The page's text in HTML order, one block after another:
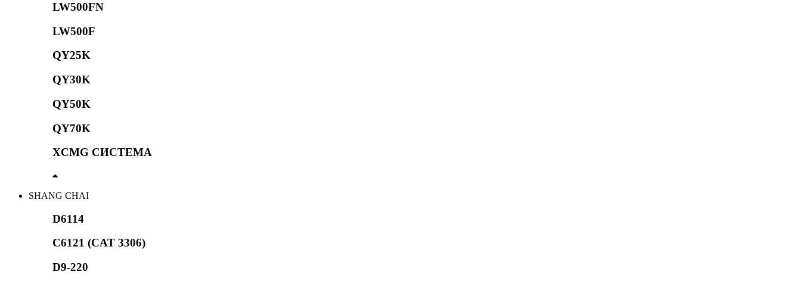
LW500FN
LW500F
QY25K
QY30K
QY50K
QY70K
XCMG СИСТЕМА
SHANG CHAI
D6114
C6121 (CAT 3306)
D9-220